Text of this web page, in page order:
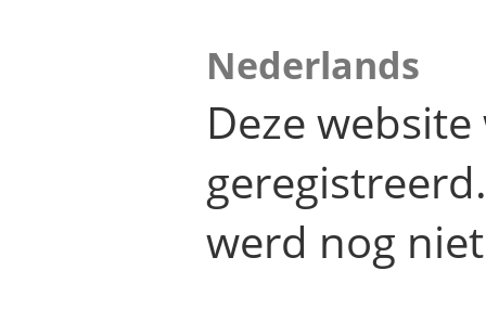
Nederlands
Deze
werd nog